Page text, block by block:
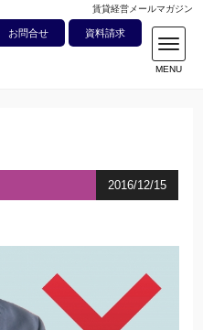
賃貸経営メールマガジン
お問合せ 資料請求
2016/12/15